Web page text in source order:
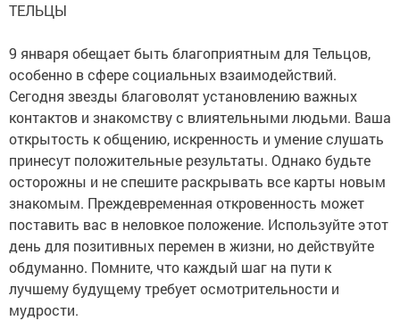
ТЕЛЬЦЫ
9 января обещает быть благоприятным для Тельцов,
особенно в сфере социальных взаимодействий.
Сегодня звезды благоволят установлению важных
контактов и знакомству с влиятельными людьми. Ваша
открытость к общению, искренность и умение слушать
принесут положительные результаты. Однако будьте
осторожны и не спешите раскрывать все карты новым
знакомым. Преждевременная откровенность может
поставить вас в неловкое положение. Используйте этот
день для позитивных перемен в жизни, но действуйте
обдуманно. Помните, что каждый шаг на пути к
лучшему будущему требует осмотрительности и
мудрости.